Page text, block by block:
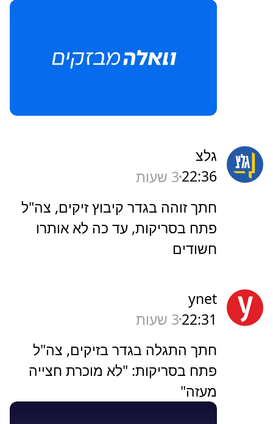
גלצ
22:363 שעות
חתך זוהה בגדר קיבוץ זיקים, צה"ל
פתח בסריקות, עד כה לא אותרו
חשודים
ynet
22:313 שעות
חתך התגלה בגדר בזיקים, צה"ל
פתח בסריקות: "לא מוכרת חצייה
מעזה"